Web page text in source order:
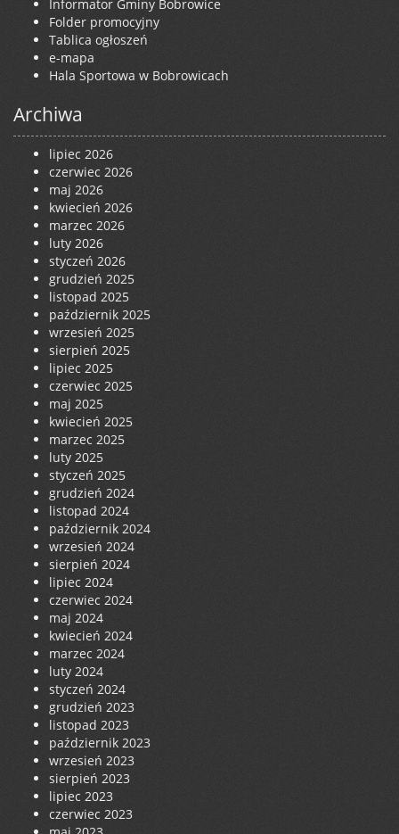
Informator Gminy Bobrowice
Folder promocyjny
Tablica ogłoszeń
e-mapa
Hala Sportowa w Bobrowicach
Archiwa
lipiec 2026
czerwiec 2026
maj 2026
kwiecień 2026
marzec 2026
luty 2026
styczeń 2026
grudzień 2025
listopad 2025
październik 2025
wrzesień 2025
sierpień 2025
lipiec 2025
czerwiec 2025
maj 2025
kwiecień 2025
marzec 2025
luty 2025
styczeń 2025
grudzień 2024
listopad 2024
październik 2024
wrzesień 2024
sierpień 2024
lipiec 2024
czerwiec 2024
maj 2024
kwiecień 2024
marzec 2024
luty 2024
styczeń 2024
grudzień 2023
listopad 2023
październik 2023
wrzesień 2023
sierpień 2023
lipiec 2023
czerwiec 2023